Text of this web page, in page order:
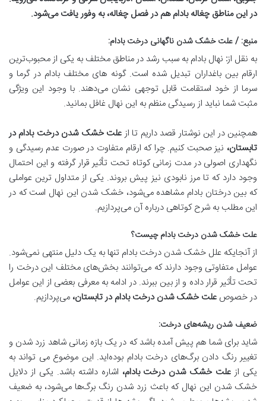
در این مناطق چغاله بادام هم در فصل چغاله، به وفور یافت می‌شود.
منبع: /علت خشک شدن ناگهانی درخت بادام:
به نقل از: نهال بادام به سبب رشد در مناطق مختلف به یکی از محبوب‌ترین
ارقام بین باغداران تبدیل شده است. گونه ‌های مختلف بادام در گرما و
سرما از خود استقامت قابل توجهی نشان می‌دهند. با وجود این ویژگی
مثبت شما نباید از رسیدگی منظم به این نهال غافل بمانید.
همچنین در این نوشتار قصد داریم تا از علت خشک شدن درخت بادام در
تابستان، نیز صحبت کنیم. چرا که ارقام متفاوت در صورت عدم رسیدگی و
نگهداری اصولی در مدت زمانی کوتاه تحت تأثیر قرار گرفته و این احتمال
وجود دارد که تا مرز نابودی نیز پیش بروند. یکی از متداول ترین عواملی
که بین درختان بادام مشاهده می‌شود، خشک شدن این نهال است که در
این مطلب به شرح کوتاهی درباره آن می‌پردازیم.
علت خشک شدن درخت بادام چیست؟
از آنجایکه علل خشک شدن درخت بادام تنها به یک دلیل منتهی نمی‌شود.
عوامل متفاوتی وجود دارند که می‌توانند بخش‌های مختلف این درخت را
تحت تأثیر قرار داده و از بین ببرند. در ادامه به معرفی بعضی از این عوامل
در خصوص علت خشک شدن درخت بادام در تابستان، می‌پردازیم.
ضعیف شدن ریشه‌های درخت:
شاید برای شما هم پیش آمده باشد که در یک بازه زمانی شاهد زرد شدن و
تغییر رنگ دادن برگ‌های درخت بادام بوده‌اید. این موضوع می تواند به
یکی از علت خشک شدن درخت بادام، اشاره داشته باشد. یکی از دلایل
خشک شدن این نهال که باعث زرد شدن رنگ برگ‌ها می‌شود، به ضعیف